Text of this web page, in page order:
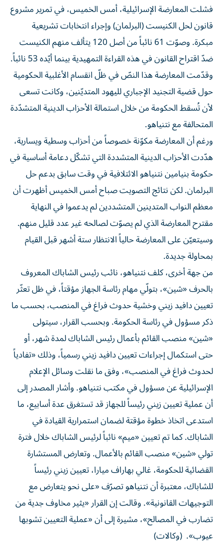
فشلت المعارضة الإسرائيلية، أمس الخميس، في تمرير مشروع
قانون لحل الكنيست (البرلمان) وإجراء انتخابات تشريعية
مبكرة. وصوّت 61 نائباً من أصل 120 يتألف منهم الكنيست
ضدّ اقتراح القانون في هذه القراءة التمهيدية بينما أيّده 53 نائباً.
وقدّمت المعارضة هذا النصّ في ظلّ انقسام الأغلبية الحكومية
حول قضية التجنيد الإجباري لليهود المتديّنين، وكانت تسعى
لأن تُسقط الحكومة من خلال استمالة الأحزاب الدينية المتشدّدة
المتحالفة مع نتنياهو.
ورغم أن المعارضة مكوّنة خصوصاً من أحزاب وسطية ويسارية،
هدّدت الأحزاب الدينية المتشددة التي تشكّل دعامة أساسية في
حكومة بنيامين نتنياهو الائتلافية في وقت سابق بدعم حل
البرلمان. لكن نتائج التصويت صباح أمس الخميس أظهرت أن
معظم النواب المتدينين المتشددين لم يدعموا في النهاية
مقترح المعارضة الذي لم يصوّت لصالحه غير عدد قليل منهم.
وسيتعيّن على المعارضة حالياً الانتظار ستة أشهر قبل القيام
بمحاولة جديدة.
من جهة أخرى، كلف نتنياهو، نائب رئيس الشاباك المعروف
بالحرف «شين»، بتولّي مهام رئاسة الجهاز مؤقتاً، في ظل تعثّر
تعيين دافيد زيني وخشية حدوث فراغ في المنصب، بحسب ما
ذكر مسؤول في رئاسة الحكومة. وبحسب القرار، سيتولى
«شين» منصب القائم بأعمال رئيس الشاباك لمدة شهر، أو
حتى استكمال إجراءات تعيين دافيد زيني رسمياً، وذلك «تفادياً
لحدوث فراغ في المنصب»، وفق ما نقلت وسائل الإعلام
الإسرائيلية عن مسؤول في مكتب نتنياهو. وأشار المصدر إلى
أن عملية تعيين زيني رئيساً للجهاز قد تستغرق عدة أسابيع، ما
استدعى اتخاذ خطوة مؤقتة لضمان استمرارية القيادة في
الشاباك. كما تم تعيين «ميم» نائباً لرئيس الشاباك خلال فترة
تولي «شين» منصب القائم بالأعمال. وتعارض المستشارة
القضائية للحكومة، غالي بهاراف ميارا، تعيين زيني رئيساً
للشاباك، معتبرة أن نتنياهو تصرّف «على نحو يتعارض مع
التوجيهات القانونية». وقالت إن القرار «يثير مخاوف جدية من
تضارب في المصالح»، مشيرة إلى أن «عملية التعيين تشوبها
عيوب». (وكالات)